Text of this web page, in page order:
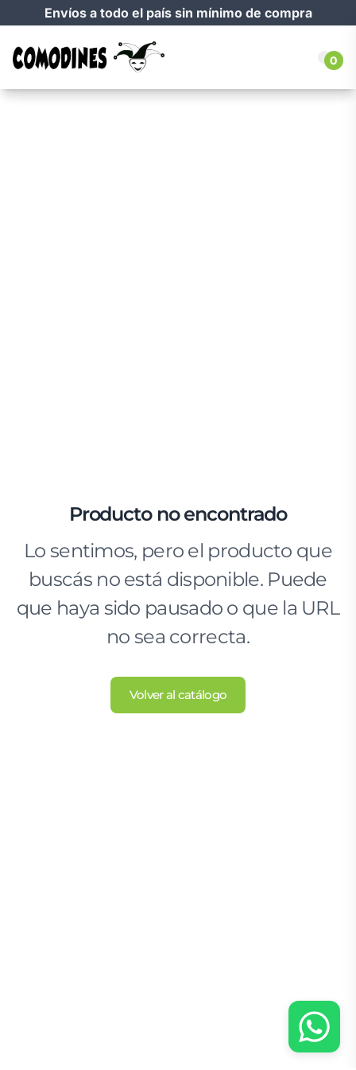
Envíos a todo el país sin mínimo de compra
0
Producto no encontrado
Lo sentimos, pero el producto que
buscás no está disponible. Puede
que haya sido pausado o que la URL
no sea correcta.
Volver al catálogo